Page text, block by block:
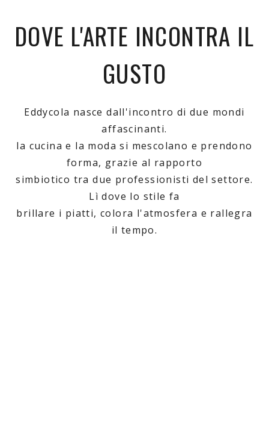
DOVE L'ARTE INCONTRA IL
GUSTO
Eddycola nasce dall'incontro di due mondi
affascinanti.
la cucina e la moda si mescolano e prendono
forma, grazie al rapporto
simbiotico tra due professionisti del settore.
Lì dove lo stile fa
brillare i piatti, colora l'atmosfera e rallegra
il tempo.